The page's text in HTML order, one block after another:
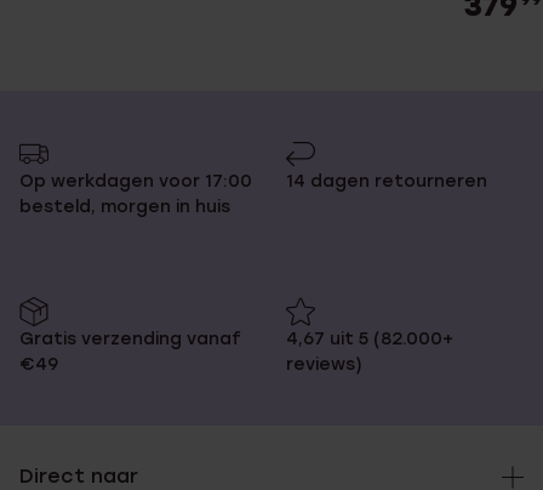
Op werkdagen voor 17:00
besteld, morgen in huis
14 dagen retourneren
Gratis verzending vanaf
€49
4,67 uit 5 (82.000+
reviews)
Direct naar